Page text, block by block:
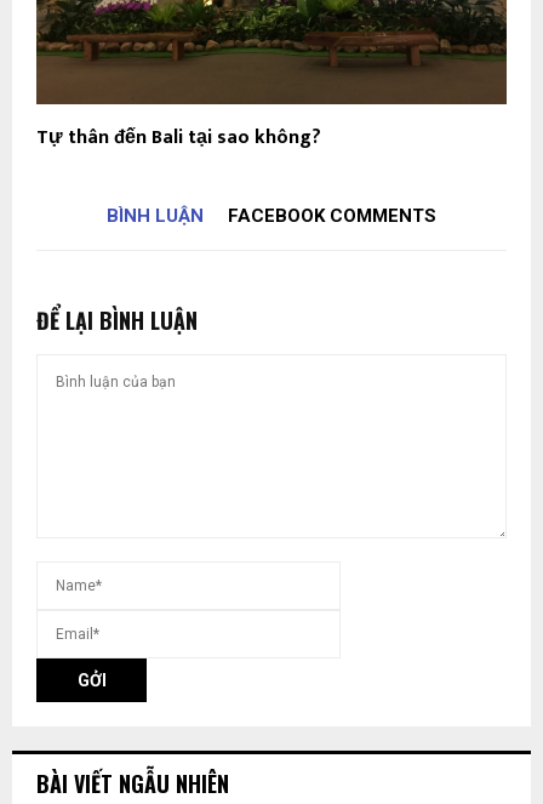
Tự thân đến Bali tại sao không?
BÌNH LUẬN FACEBOOK COMMENTS
ĐỂ LẠI BÌNH LUẬN
BÀI VIẾT NGẪU NHIÊN